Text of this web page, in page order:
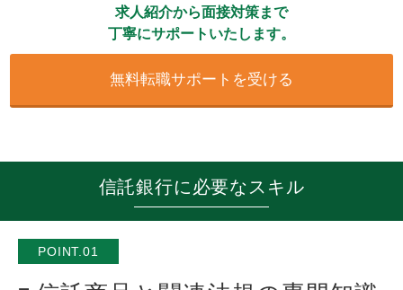
求人紹介から面接対策まで
丁寧にサポートいたします。
無料転職サポートを受ける
信託銀行に必要なスキル
POINT.01